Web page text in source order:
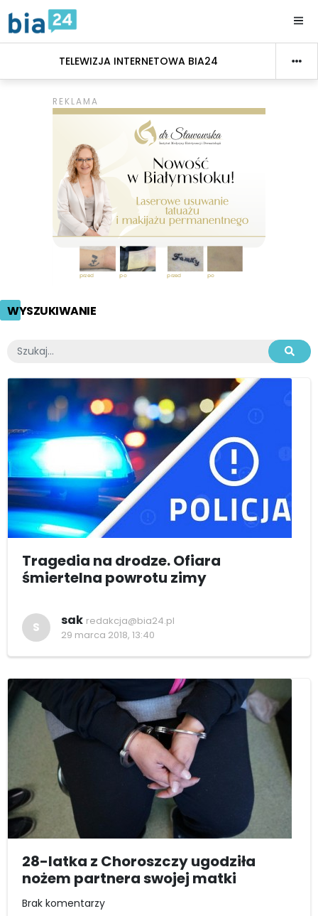
TELEWIZJA INTERNETOWA BIA24
WYSZUKIWANIE
Tragedia na drodze. Ofiara
śmiertelna powrotu zimy
S sak redakcja@bia24.pl
29 marca 2018, 13:40
28-latka z Choroszczy ugodziła
nożem partnera swojej matki
Brak komentarzy